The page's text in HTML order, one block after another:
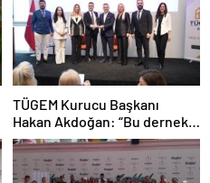
TÜGEM Kurucu Başkanı
Hakan Akdoğan: “Bu dernek
bazılarını çok rahatsız etse de
bildiğimden şaşmadık”